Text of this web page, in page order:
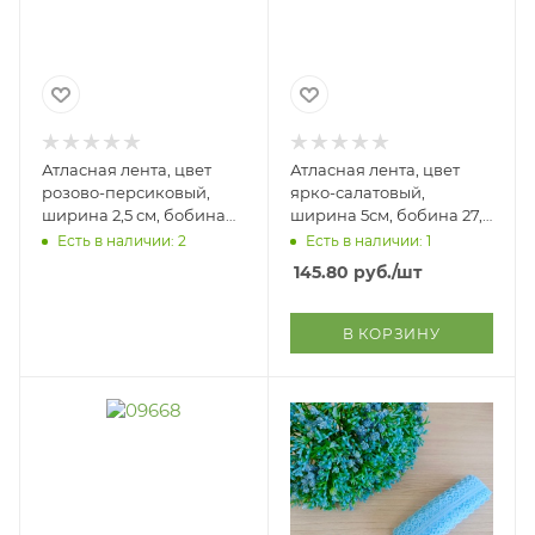
Атласная лента, цвет
розово-персиковый,
ширина 2,5 см, бобина
27,5 м
Есть в наличии: 2
Атласная лента, цвет
ярко-салатовый,
ширина 5см, бобина 27,5
м Есть в наличии: 1
145.80 руб./шт
В КОРЗИНУ